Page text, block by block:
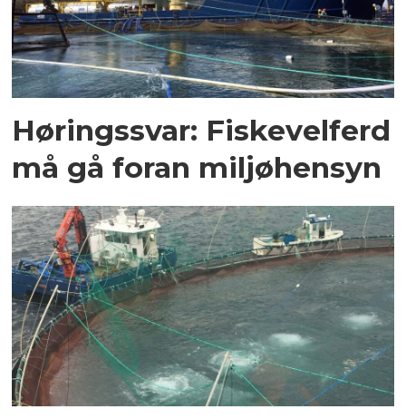
Høringssvar: Fiskevelferd
må gå foran miljøhensyn